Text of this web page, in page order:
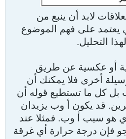
لابد أن ينبع من
يعتمد على فهم الموضوع
التحليل.
أو عكسية عن طريق
أخرى فلا يمكنك أن
كل ما تستطيع قوله أن
قد يكون أ وب يزيدان
هو سبب أ وب. فمثلا عند
فإن درجة حرارة أي غرقة